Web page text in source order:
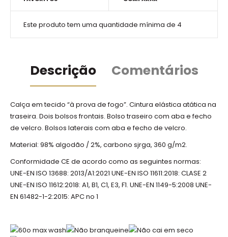
Este produto tem uma quantidade mínima de 4
Descrição Comentários
Calça em tecido “à prova de fogo”. Cintura elástica atática na
traseira. Dois bolsos frontais. Bolso traseiro com aba e fecho
de velcro. Bolsos laterais com aba e fecho de velcro.
Material: 98% algodão / 2%, carbono sjrga, 360 g/m2.
Conformidade CE de acordo como as seguintes normas:
UNE-EN ISO 13688: 2013/A1:2021 UNE-EN ISO 11611:2018: CLASE 2
UNE-EN ISO 11612:2018: A1, B1, C1, E3, F1. UNE-EN 1149-5:2008 UNE-
EN 61482-1-2:2015: APC no 1